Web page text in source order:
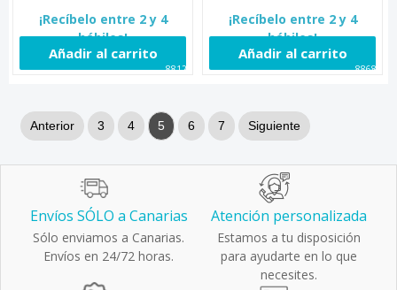
¡Recíbelo entre 2 y 4
hábiles!
Añadir al carrito
88128
¡Recíbelo entre 2 y 4
hábiles!
Añadir al carrito
88683
Anterior 3 4 5 6 7 Siguiente
Envíos SÓLO a Canarias
Sólo enviamos a Canarias.
Envíos en 24/72 horas.
Atención personalizada
Estamos a tu disposición
para ayudarte en lo que
necesites.